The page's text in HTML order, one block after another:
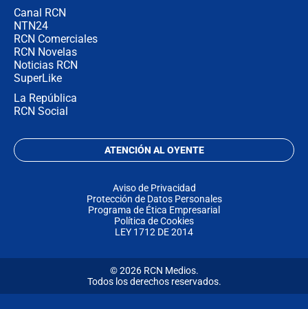
Canal RCN
NTN24
RCN Comerciales
RCN Novelas
Noticias RCN
SuperLike
La República
RCN Social
ATENCIÓN AL OYENTE
Aviso de Privacidad
Protección de Datos Personales
Programa de Ética Empresarial
Política de Cookies
LEY 1712 DE 2014
© 2026 RCN Medios.
Todos los derechos reservados.